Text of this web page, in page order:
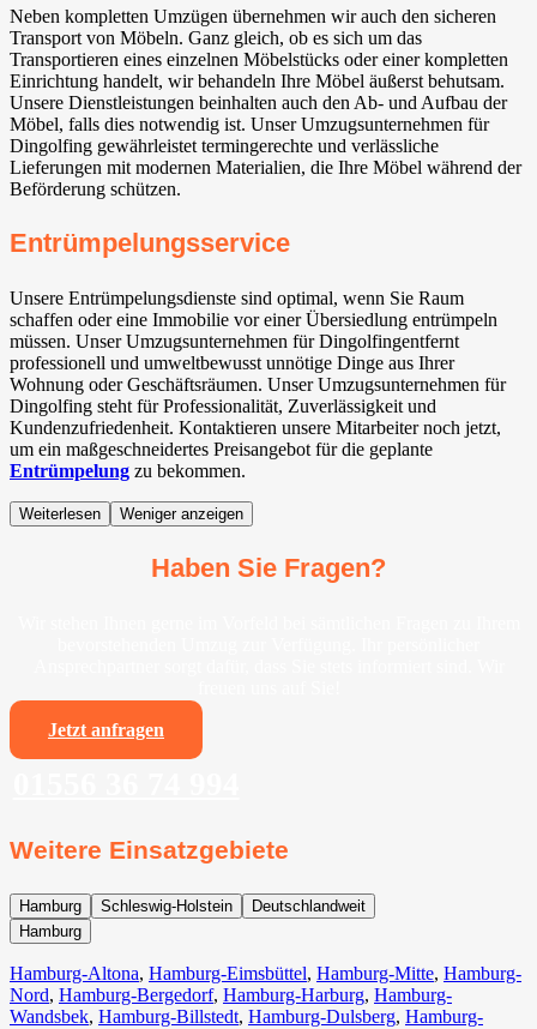
Neben kompletten Umzügen übernehmen wir auch den sicheren
Transport von Möbeln. Ganz gleich, ob es sich um das
Transportieren eines einzelnen Möbelstücks oder einer kompletten
Einrichtung handelt, wir behandeln Ihre Möbel äußerst behutsam.
Unsere Dienstleistungen beinhalten auch den Ab- und Aufbau der
Möbel, falls dies notwendig ist. Unser Umzugsunternehmen für
Dingolfing gewährleistet termingerechte und verlässliche
Lieferungen mit modernen Materialien, die Ihre Möbel während der
Beförderung schützen.
Entrümpelungsservice
Unsere Entrümpelungsdienste sind optimal, wenn Sie Raum
schaffen oder eine Immobilie vor einer Übersiedlung entrümpeln
müssen. Unser Umzugsunternehmen für Dingolfingentfernt
professionell und umweltbewusst unnötige Dinge aus Ihrer
Wohnung oder Geschäftsräumen. Unser Umzugsunternehmen für
Dingolfing steht für Professionalität, Zuverlässigkeit und
Kundenzufriedenheit. Kontaktieren unsere Mitarbeiter noch jetzt,
um ein maßgeschneidertes Preisangebot für die geplante
Entrümpelung zu bekommen.
Weiterlesen Weniger anzeigen
Haben Sie Fragen?
Jetzt anfragen
Weitere Einsatzgebiete
Hamburg Schleswig-Holstein
Deutschlandweit
Hamburg
Hamburg-Altona, Hamburg-Eimsbüttel, Hamburg-Mitte, Hamburg-
Nord, Hamburg-Bergedorf, Hamburg-Harburg, Hamburg-
Wandsbek, Hamburg-Billstedt, Hamburg-Dulsberg, Hamburg-